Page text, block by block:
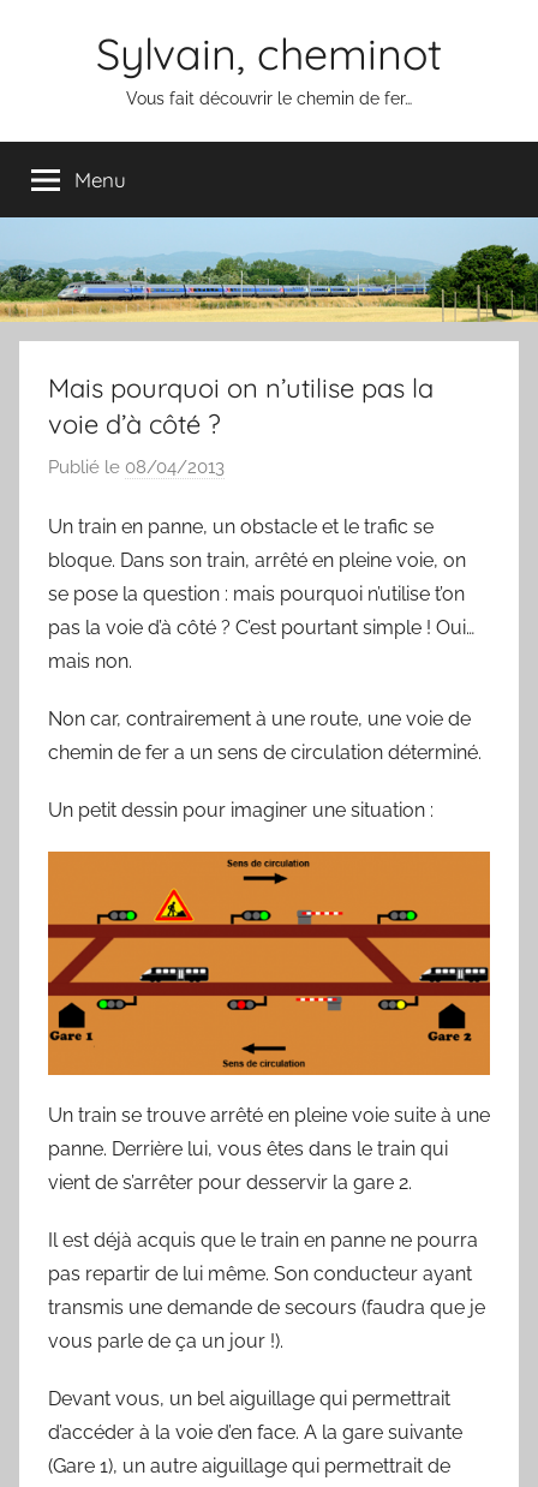
Sylvain, cheminot
Vous fait découvrir le chemin de fer…
Menu
Mais pourquoi on n’utilise pas la
voie d’à côté ?
Publié le 08/04/2013
r
S
y
l
i
n
o
a
d
Un train en panne, un obstacle et le trafic se
bloque. Dans son train, arrêté en pleine voie, on
se pose la question : mais pourquoi n’utilise t’on
pas la voie d’à côté ? C’est pourtant simple ! Oui…
mais non.
Non car, contrairement à une route, une voie de
chemin de fer a un sens de circulation déterminé.
Un petit dessin pour imaginer une situation :
Un train se trouve arrêté en pleine voie suite à une
panne. Derrière lui, vous êtes dans le train qui
vient de s’arrêter pour desservir la gare 2.
Il est déjà acquis que le train en panne ne pourra
pas repartir de lui même. Son conducteur ayant
transmis une demande de secours (faudra que je
vous parle de ça un jour !).
Devant vous, un bel aiguillage qui permettrait
d’accéder à la voie d’en face. A la gare suivante
(Gare 1), un autre aiguillage qui permettrait de